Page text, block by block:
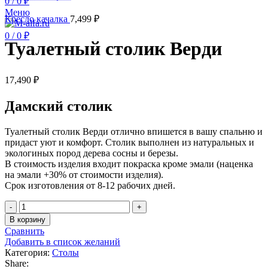
Меню
0 / 0 ₽
Кресло качалка 7,499 ₽
Туалетный столик Верди
17,490 ₽
Дамский столик
Туалетный столик Верди отлично впишется в вашу спальню и
придаст уют и комфорт. Столик выполнен из натуральных и
экологиных пород дерева сосны и березы.
В стоимость изделия входит покраска кроме эмали (наценка
на эмали +30% от стоимости изделия).
Срок изготовления от 8-12 рабочих дней.
В корзину
Сравнить
Добавить в список желаний
Категория: Столы
Share: